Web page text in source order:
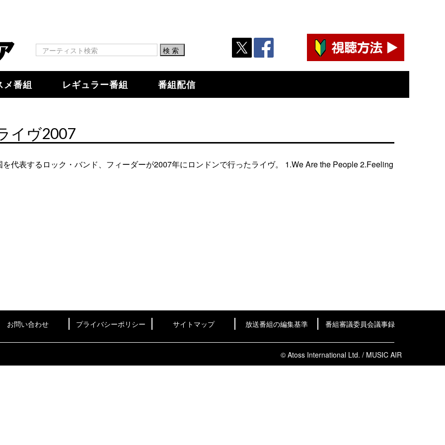
メ番組 レギュラー番組 番組配信
イヴ2007
代表するロック・バンド、フィーダーが2007年にロンドンで行ったライヴ。 1.We Are the People 2.Feeling
お問い合わせ プライバシーポリシー サイトマップ 放送番組の編集基準 番組審議委員会議事録
© Atoss International Ltd. / MUSIC AIR